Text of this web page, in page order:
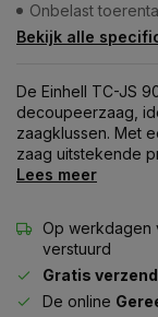
Onbelast
Bekijk alle
De Einhell TC-JS
decoupeerzaag,
zaagklussen. Met
zaag uitstekende
Lees meer
Op werkdagen
verstuurd
Gratis
De online